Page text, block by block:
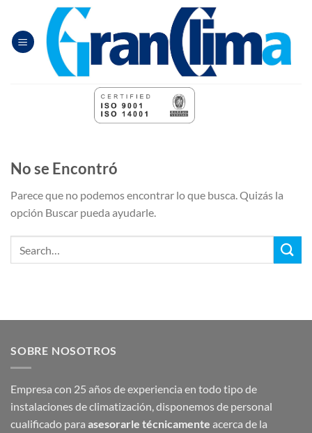
contenido
No se Encontró
Parece que no podemos encontrar lo que busca. Quizás la
opción Buscar pueda ayudarle.
SOBRE NOSOTROS
Empresa con 25 años de experiencia en todo tipo de
instalaciones de climatización, disponemos de personal
cualificado para asesorarle técnicamente acerca de la